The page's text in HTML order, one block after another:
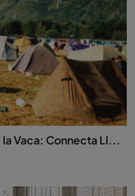
Vaca: Connecta Ll...